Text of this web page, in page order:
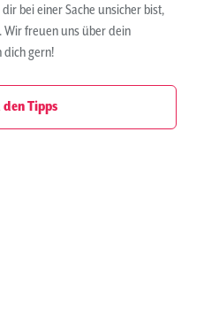
bei einer Sache unsicher bist,
Wir freuen uns über dein
dich gern!
den Tipps